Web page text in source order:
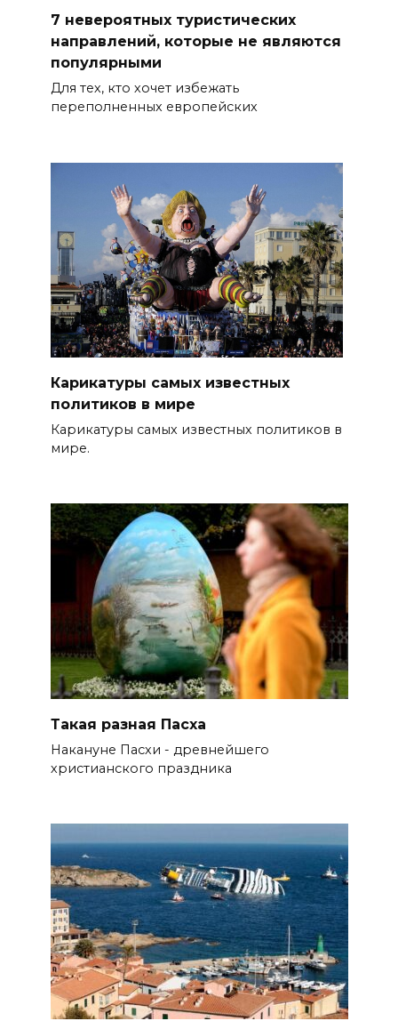
7 невероятных туристических
направлений, которые не являются
популярными
Для тех, кто хочет избежать
переполненных европейских
Карикатуры самых известных
политиков в мире
Карикатуры самых известных политиков в
мире.
Такая разная Пасха
Накануне Пасхи - древнейшего
христианского праздника